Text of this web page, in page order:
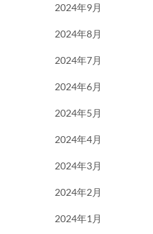
2024年9月
2024年8月
2024年7月
2024年6月
2024年5月
2024年4月
2024年3月
2024年2月
2024年1月